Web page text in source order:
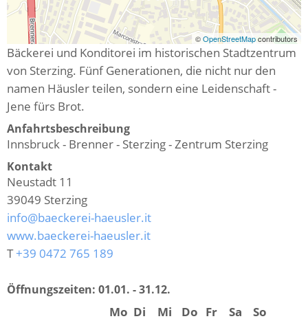
©OpenStreetMapcontributors
Bäckerei und Konditorei im historischen Stadtzentrum
von Sterzing. Fünf Generationen, die nicht nur den
namen Häusler teilen, sondern eine Leidenschaft -
Jene fürs Brot.
Anfahrtsbeschreibung
Innsbruck - Brenner - Sterzing - Zentrum Sterzing
Kontakt
Neustadt 11
39049 Sterzing
info@baeckerei-haeusler.it
www.baeckerei-haeusler.it
T+39 0472 765 189
Öffnungszeiten: 01.01. - 31.12.
Mo Di Mi Do Fr Sa
So